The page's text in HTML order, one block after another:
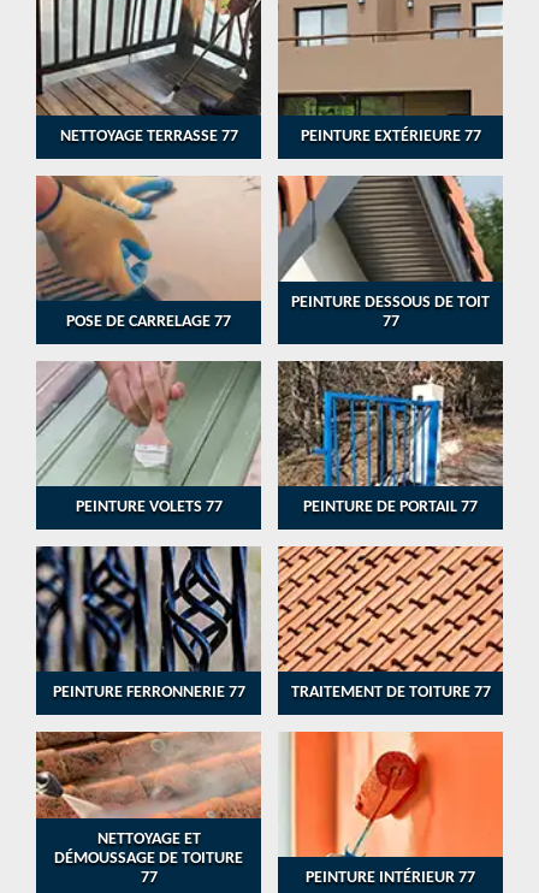
NETTOYAGE TERRASSE 77 PEINTURE EXTÉRIEURE 77
POSE DE CARRELAGE 77
PEINTURE DESSOUS DE TOIT
77
PEINTURE VOLETS 77 PEINTURE DE PORTAIL 77
PEINTURE FERRONNERIE 77 TRAITEMENT DE TOITURE 77
NETTOYAGE ET
DÉMOUSSAGE DE TOITURE
77
PEINTURE INTÉRIEUR 77